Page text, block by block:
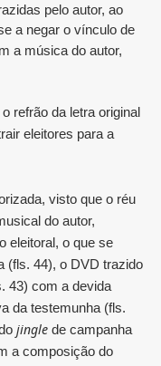
pelo autor, ao
a negar o vínculo de
a música do autor,
refrão da letra original
eleitores para a
visto que o réu
do autor,
eleitoral, o que se
(fls. 44), o DVD trazido
43) com a devida
da testemunha (fls.
jingle de campanha
a composição do